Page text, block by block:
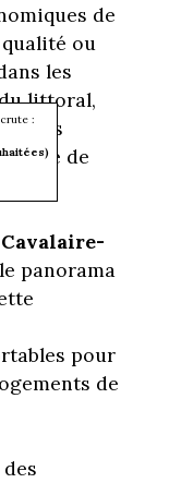
:
de
ou
les
littoral,
Bruis
de
panorama
pour
de